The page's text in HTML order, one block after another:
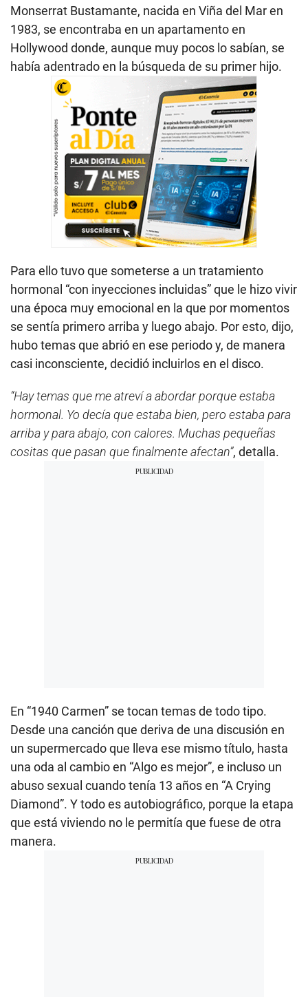
Monserrat Bustamante, nacida en Viña del Mar en
1983, se encontraba en un apartamento en
Hollywood donde, aunque muy pocos lo sabían, se
había adentrado en la búsqueda de su primer hijo.
Para ello tuvo que someterse a un tratamiento
hormonal “con inyecciones incluidas” que le hizo vivir
una época muy emocional en la que por momentos
se sentía primero arriba y luego abajo. Por esto, dijo,
hubo temas que abrió en ese periodo y, de manera
casi inconsciente, decidió incluirlos en el disco.
“Hay temas que me atreví a abordar porque estaba
hormonal. Yo decía que estaba bien, pero estaba para
arriba y para abajo, con calores. Muchas pequeñas
cositas que pasan que finalmente afectan”, detalla.
En “1940 Carmen” se tocan temas de todo tipo.
Desde una canción que deriva de una discusión en
un supermercado que lleva ese mismo título, hasta
una oda al cambio en “Algo es mejor”, e incluso un
abuso sexual cuando tenía 13 años en “A Crying
Diamond”. Y todo es autobiográfico, porque la etapa
que está viviendo no le permitía que fuese de otra
manera.